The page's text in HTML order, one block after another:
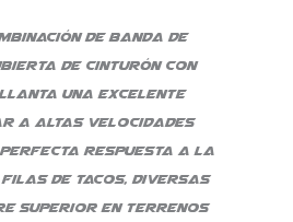
de banda de
de cinturón con
una excelente
a altas velocidades
perfecta respuesta a la
filas de tacos, diversas
superior en terrenos